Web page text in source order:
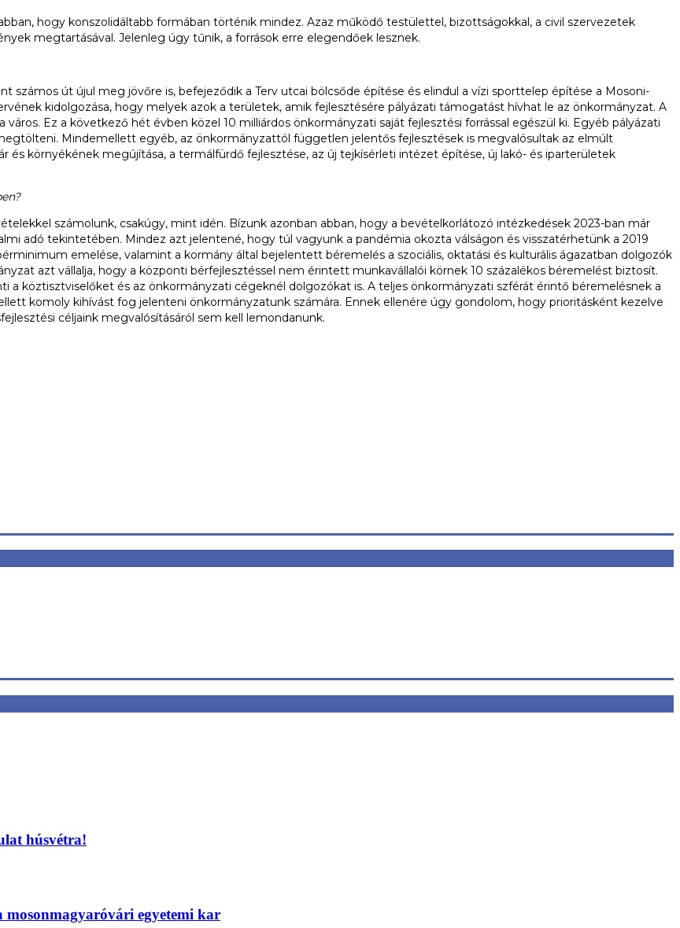
hogy konszolidáltabb formában történik mindez. Azaz működő testülettel, bizottságokkal, a civil szervezetek
megtartásával. Jelenleg úgy tűnik, a források erre elegendőek lesznek.
számos út újul meg jövőre is, befejeződik a Terv utcai bölcsőde építése és elindul a vízi sporttelep építése a Mosoni-
kidolgozása, hogy melyek azok a területek, amik fejlesztésére pályázati támogatást hívhat le az önkormányzat. A
Ez a következő hét évben közel 10 milliárdos önkormányzati saját fejlesztési forrással egészül ki. Egyéb pályázati
Mindemellett egyéb, az önkormányzattól független jelentős fejlesztések is megvalósultak az elmúlt
és környékének megújítása, a termálfürdő fejlesztése, az új tejkísérleti intézet építése, új lakó- és iparterületek
számolunk, csakúgy, mint idén. Bízunk azonban abban, hogy a bevételkorlátozó intézkedések 2023-ban már
adó tekintetében. Mindez azt jelentené, hogy túl vagyunk a pandémia okozta válságon és visszatérhetünk a 2019
emelése, valamint a kormány által bejelentett béremelés a szociális, oktatási és kulturális ágazatban dolgozók
azt vállalja, hogy a központi bérfejlesztéssel nem érintett munkavállalói körnek 10 százalékos béremelést biztosít.
a köztisztviselőket és az önkormányzati cégeknél dolgozókat is. A teljes önkormányzati szférát érintő béremelésnek a
komoly kihívást fog jelenteni önkormányzatunk számára. Ennek ellenére úgy gondolom, hogy prioritásként kezelve
céljaink megvalósításáról sem kell lemondanunk.
húsvétra!
mosonmagyaróvári egyetemi kar